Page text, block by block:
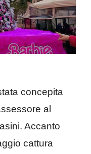
concepita
al
Accanto
cattura